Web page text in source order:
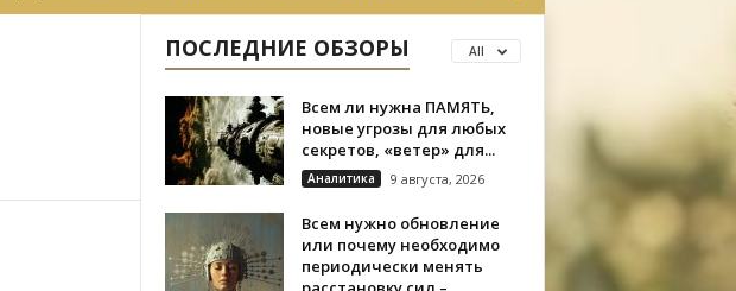
ПОСЛЕДНИЕ ОБЗОРЫ All
Всем ли нужна ПАМЯТЬ,
новые угрозы для любых
секретов, «ветер» для...
Аналитика 9 августа, 2026
Всем нужно обновление
или почему необходимо
периодически менять